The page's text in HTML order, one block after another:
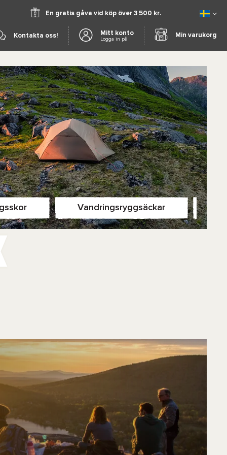
En gratis gåva vid köp över 3 500 kr.
Kontakta oss! Mitt konto
Logga in på
Min varukorg
Vandringsryggsäckar